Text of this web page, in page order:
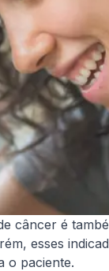
câncer é
esses
o paciente.